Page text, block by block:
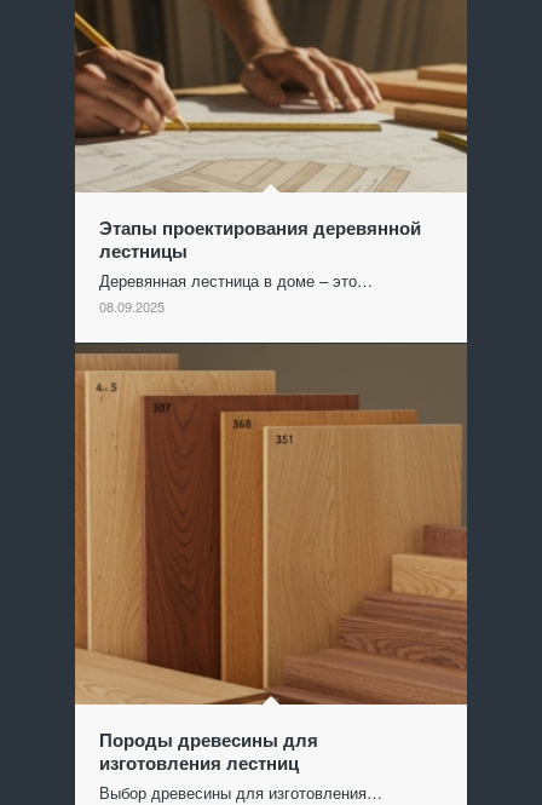
Этапы проектирования деревянной
лестницы
Деревянная лестница в доме – это…
08.09.2025
Породы древесины для
изготовления лестниц
Выбор древесины для изготовления…